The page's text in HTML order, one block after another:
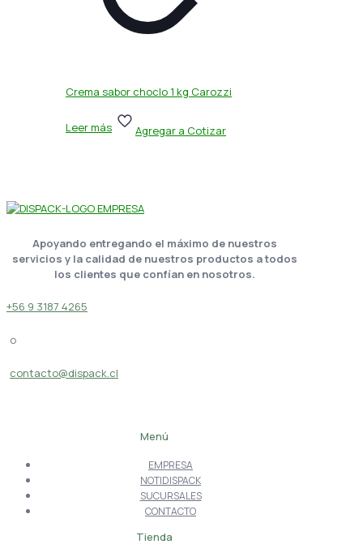
Crema sabor choclo 1 kg Carozzi
Leer más Agregar a Cotizar
Apoyando entregando el máximo de nuestros
servicios y la calidad de nuestros productos a todos
los clientes que confían en nosotros.
+56 9 3187 4265
o
contacto@dispack.cl
Menú
EMPRESA
NOTIDISPACK
SUCURSALES
CONTACTO
Tienda